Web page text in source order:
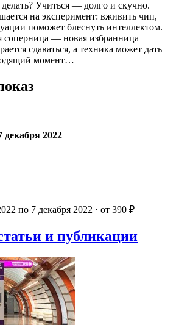
Учиться — долго и скучно.
на эксперимент: вживить чип,
поможет блеснуть интеллектом.
соперница — новая избранница
сдаваться, а техника может дать
момент…
декабря 2022
по 7 декабря 2022 · от 390 ₽
и публикации